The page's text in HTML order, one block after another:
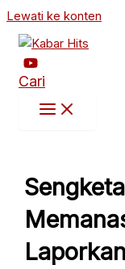
Lewati ke konten
Cari